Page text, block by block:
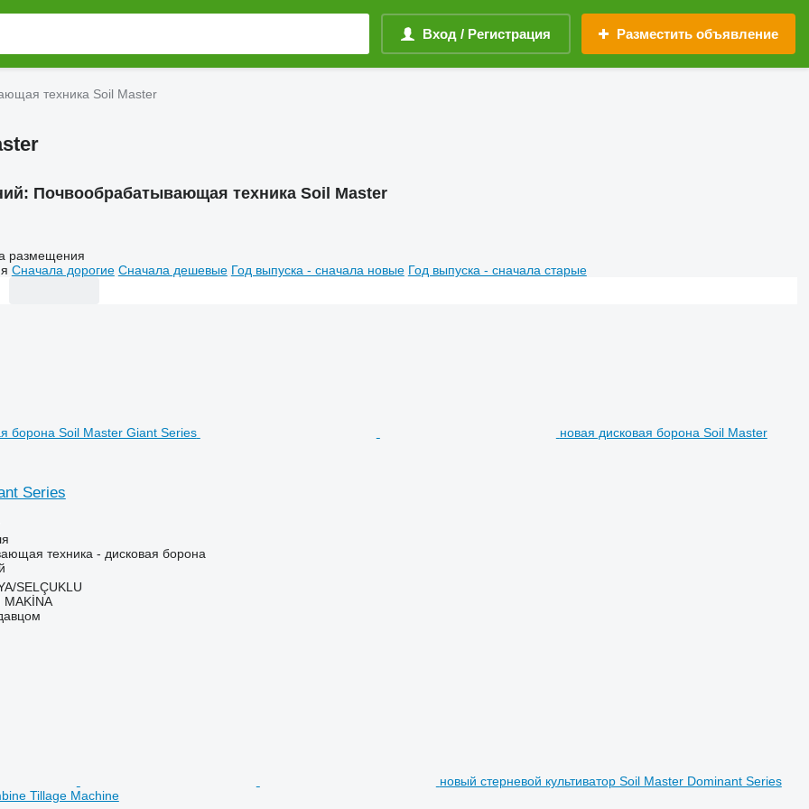
Вход / Регистрация Разместить объявление
техника Soil Master
Почвообрабатывающая техника Soil Master
размещения
Сначала дорогие Сначала дешевые Год выпуска - сначала новые Год выпуска - сначала старые
новая дисковая борона Soil Master
Series
техника - дисковая борона
SELÇUKLU
MAKİNA
новый стерневой культиватор Soil Master Dominant Series
Tillage Machine